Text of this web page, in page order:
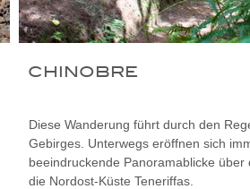
CHINOBRE
Diese Wanderung führt durch den
Gebirges. Unterwegs eröffnen sich
beeindruckende Panoramablicke über
die Nordost-Küste Teneriffas.